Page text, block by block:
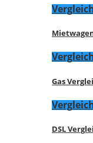
Gas
DSL